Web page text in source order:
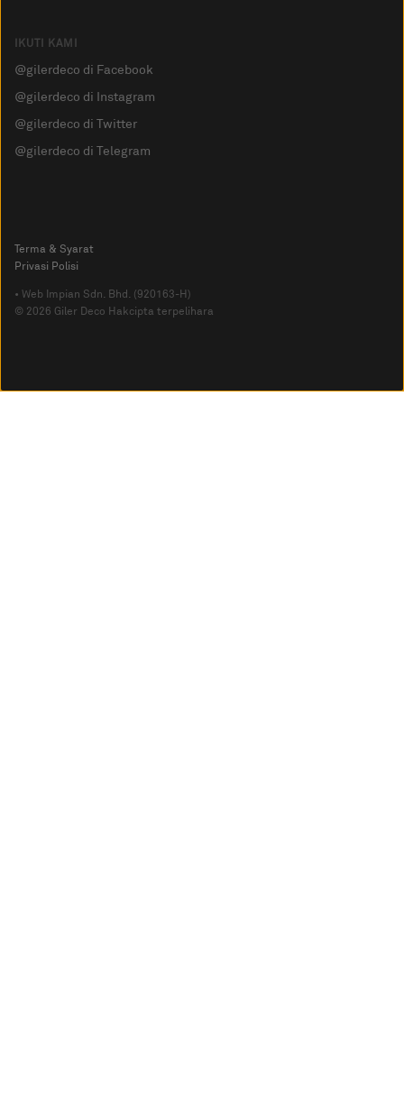
IKUTI KAMI
@gilerdeco di Facebook
@gilerdeco di Instagram
@gilerdeco di Twitter
@gilerdeco di Telegram
© 2026 Giler Deco Hakcipta terpelihara
• Web Impian Sdn. Bhd. (920163-H)
Privasi Polisi
Terma & Syarat